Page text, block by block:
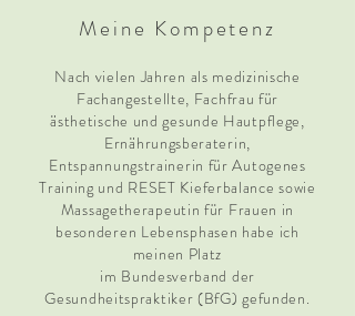
Meine Kompetenz
Nach vielen Jahren als medizinische
Fachangestellte, Fachfrau für
ästhetische und gesunde Hautpflege,
Ernährungsberaterin,
Entspannungstrainerin für Autogenes
Training und RESET Kieferbalance sowie
Massagetherapeutin für Frauen in
besonderen Lebensphasen habe ich
meinen Platz
im Bundesverband der
Gesundheitspraktiker (BfG) gefunden.